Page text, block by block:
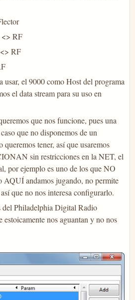
RF
RF
usar, el 9000 como Host del programa
el data stream para su uso en
que nos funcione, pues una
que no disponemos de un
tener, así que usaremos
sin restricciones en la NET, el
por ejemplo es uno de los que NO
AQUÍ andamos jugando, no permite
que no nos interesa configurarlo.
del Philadelphia Digital Radio
nos aguantan y no nos